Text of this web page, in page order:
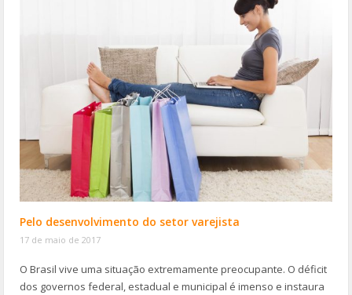
Pelo desenvolvimento do setor varejista
17 de maio de 2017
O Brasil vive uma situação extremamente preocupante. O déficit
dos governos federal, estadual e municipal é imenso e instaura